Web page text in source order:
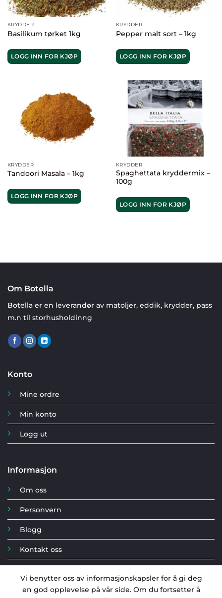
KRYDDER
Basilikum tørket 1kg
LOGG INN FOR KJØP
KRYDDER
Pepper malt sort – 1kg
LOGG INN FOR KJØP
KRYDDER
Tandoori Masala – 1kg
LOGG INN FOR KJØP
KRYDDER
Spaghettata kryddermix –
100g
LOGG INN FOR KJØP
Om Botella
Botella er en leverandør av matoljer, eddik, krydder, pass
m.n til storhusholdinng
Konto
Mine ordre
Min konto
Logg ut
Informasjon
Om oss
Personvern
Blogg
Kontakt oss
Vi benytter oss av informasjonskapsler for å gi deg
en god opplevelse på vår side. Om du fortsetter å